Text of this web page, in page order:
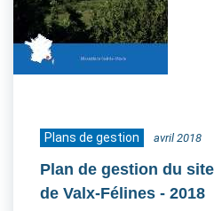
Plans de gestion avril 2018
Plan de gestion du site
de Valx-Félines - 2018